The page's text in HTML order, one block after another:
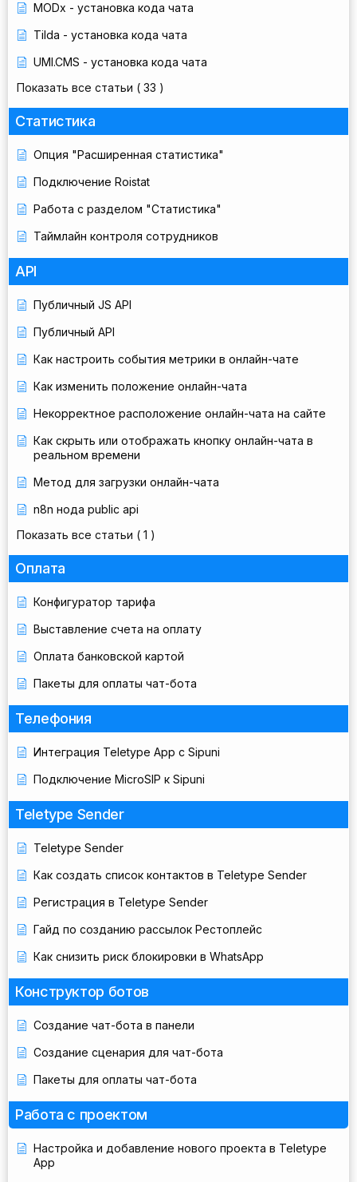
MODx - установка кода чата
Tilda - установка кода чата
UMI.CMS - установка кода чата
Показать все статьи ( 33 )
Статистика
Опция "Расширенная статистика"
Подключение Roistat
Работа с разделом "Статистика"
Таймлайн контроля сотрудников
API
Публичный JS API
Публичный API
Как настроить события метрики в онлайн-чате
Как изменить положение онлайн-чата
Некорректное расположение онлайн-чата на сайте
Как скрыть или отображать кнопку онлайн-чата в
реальном времени
Метод для загрузки онлайн-чата
n8n нода public api
Показать все статьи ( 1 )
Оплата
Конфигуратор тарифа
Выставление счета на оплату
Оплата банковской картой
Пакеты для оплаты чат-бота
Телефония
Интеграция Teletype App с Sipuni
Подключение MicroSIP к Sipuni
Teletype Sender
Teletype Sender
Как создать список контактов в Teletype Sender
Регистрация в Teletype Sender
Гайд по созданию рассылок Рестоплейс
Как снизить риск блокировки в WhatsApp
Конструктор ботов
Создание чат-бота в панели
Создание сценария для чат-бота
Пакеты для оплаты чат-бота
Работа с проектом
Настройка и добавление нового проекта в Teletype
App